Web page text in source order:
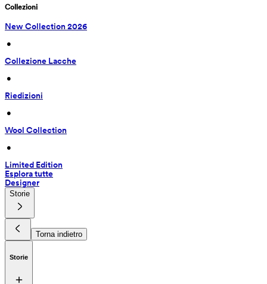
Collezioni
New Collection 2026
•
Collezione Lacche
•
Riedizioni
•
Wool Collection
•
Limited Edition
Esplora tutte
Designer
Storie
Torna indietro
Storie